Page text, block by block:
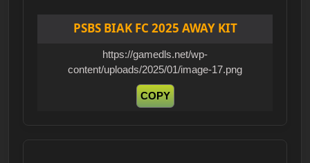
PSBS BIAK FC 2025 AWAY KIT
https://gamedls.net/wp-
content/uploads/2025/01/image-17.png
COPY